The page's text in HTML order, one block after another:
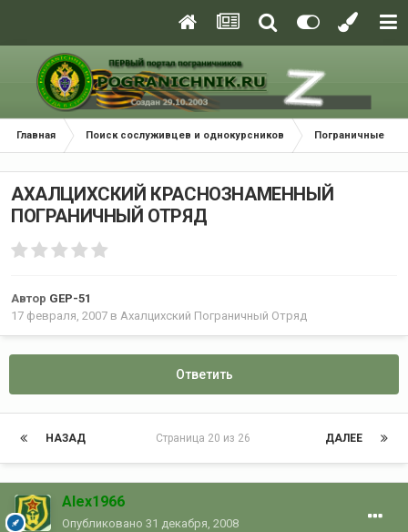
Главная Поиск сослуживцев и однокурсников Пограничные
АХАЛЦИХСКИЙ КРАСНОЗНАМЕННЫЙ
ПОГРАНИЧНЫЙ ОТРЯД
Автор GEP-51
17 февраля, 2007 в Ахалцихский Пограничный Отряд
Ответить
НАЗАД ДАЛЕЕ
Страница 20 из 26
Alex1966
Опубликовано 31 декабря, 2008